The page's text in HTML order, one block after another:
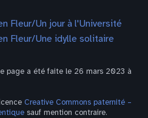
Fleur/Un jour à l'Université
Fleur/Une idylle solitaire
page a été faite le 26 mars 2023 à
Creative Commons paternité –
sauf mention contraire.